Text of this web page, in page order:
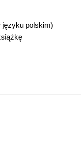
polskim)